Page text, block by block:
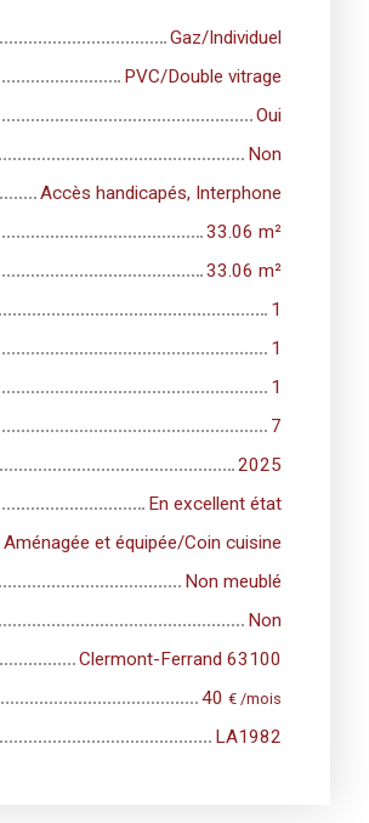
Gaz/Individuel
PVC/Double vitrage
Oui
Non
Accès handicapés, Interphone
33.06 m²
33.06 m²
1
1
1
7
2025
En excellent état
Aménagée et équipée/Coin cuisine
Non meublé
Non
Clermont-Ferrand 63100
40 € /mois
LA1982